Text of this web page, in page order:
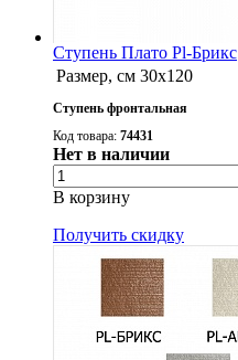
Ступень Плато Pl-Брикс
Размер, см 30x120
Ступень фронтальная
Код товара: 74431
Нет в наличии
В корзину
Получить скидку